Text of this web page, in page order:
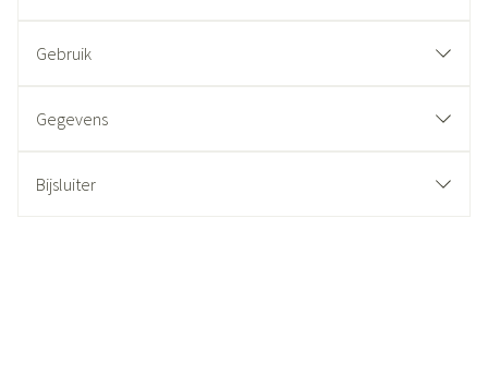
Gebruik
Gegevens
Bijsluiter